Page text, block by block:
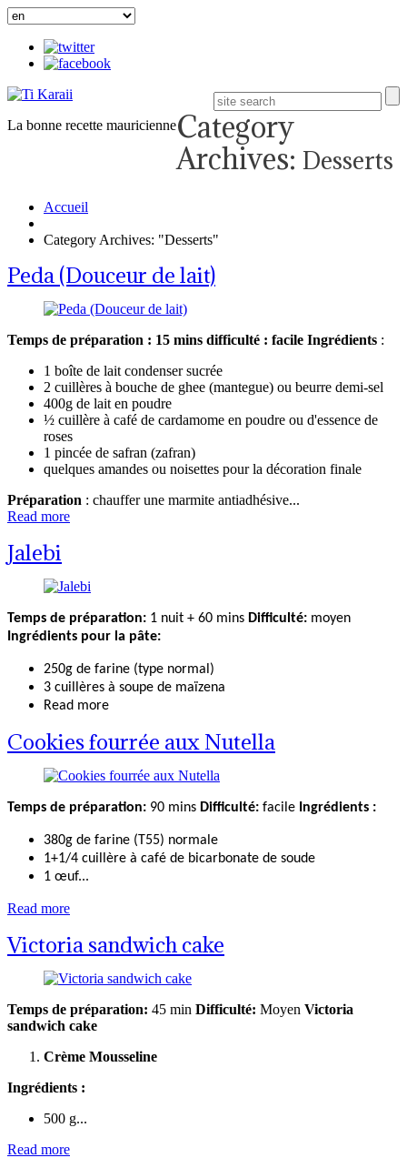
La bonne recette mauricienneCategory
Archives: Desserts
Accueil
Category Archives: "Desserts"
Peda (Douceur de lait)
Temps de préparation : 15 mins difficulté : facile Ingrédients :
1 boîte de lait condenser sucrée
2 cuillères à bouche de ghee (mantegue) ou beurre demi-sel
400g de lait en poudre
½ cuillère à café de cardamome en poudre ou d'essence de
roses
1 pincée de safran (zafran)
quelques amandes ou noisettes pour la décoration finale
Préparation : chauffer une marmite antiadhésive...
Read more
Jalebi
Temps de préparation: 1 nuit + 60 mins Difficulté: moyen
Ingrédients pour la pâte:
250g de farine (type normal)
3 cuillères à soupe de maïzena
Read more
Cookies fourrée aux Nutella
Temps de préparation: 90 mins Difficulté: facile Ingrédients :
380g de farine (T55) normale
1+1/4 cuillère à café de bicarbonate de soude ­
1 œuf...
Read more
Victoria sandwich cake
Temps de préparation: 45 min Difficulté: Moyen Victoria
sandwich cake
Crème Mousseline
Ingrédients :
500 g...
Read more